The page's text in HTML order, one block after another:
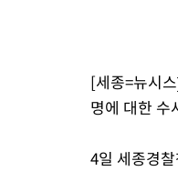
[세종=뉴시
명에 대한 수
4일 세종경